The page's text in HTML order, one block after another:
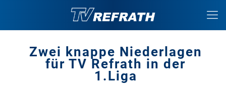
Zwei knappe Niederlagen
für TV Refrath in der
1.Liga